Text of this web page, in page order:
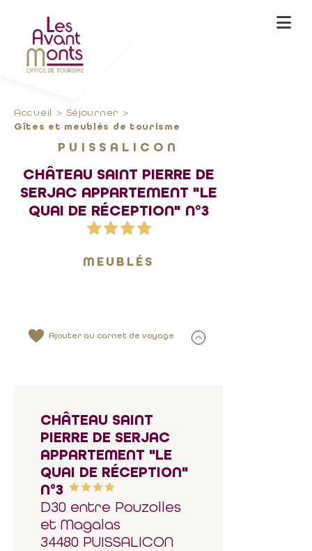
Accueil Séjourner
Gîtes et meublés de tourisme
PUISSALICON
CHÂTEAU SAINT PIERRE DE
SERJAC APPARTEMENT "LE
QUAI DE RÉCEPTION" N°3
MEUBLÉS
Ajouter au carnet de voyage
CHÂTEAU SAINT
PIERRE DE SERJAC
APPARTEMENT "LE
QUAI DE RÉCEPTION"
N°3
D30 entre Pouzolles
et Magalas
34480 PUISSALICON